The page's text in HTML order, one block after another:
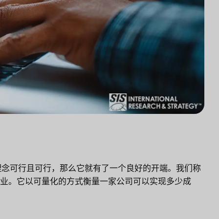
可行且可行，那么它就有了一个良好的开端。我们称
。它以可量化的方式衡量一家公司可以实现多少成